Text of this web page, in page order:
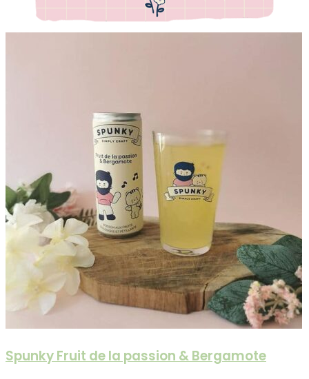
Spunky Fruit de la passion & Bergamote